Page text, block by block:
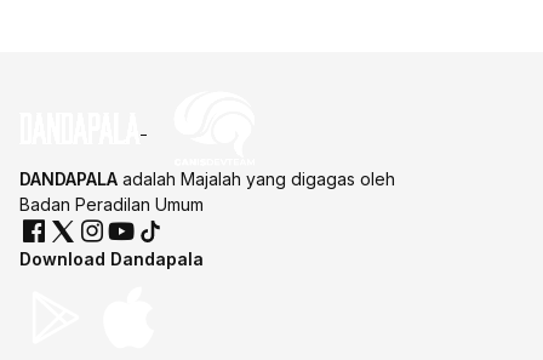
DANDAPALA adalah Majalah yang digagas oleh
Badan Peradilan Umum
Download Dandapala